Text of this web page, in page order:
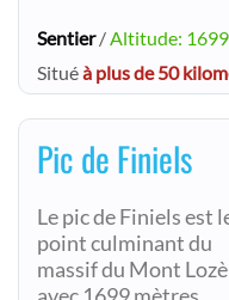
Sentier/Altitude: 1699
Situéà plus de 50
Pic de Finiels
Le pic de Finiels est
point culminant du
massif du Mont